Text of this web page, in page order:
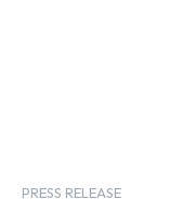
PRESS RELEASE